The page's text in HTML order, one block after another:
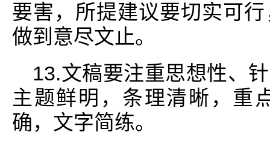
要害，所提建议要切实可
做到意尽文止。
13.文稿要注重思想性、
主题鲜明，条理清晰，重
确，文字简练。